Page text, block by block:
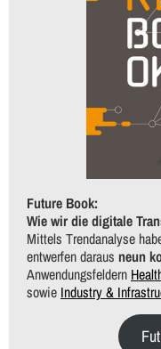
Future Book:
Wie wir die digitale
Mittels Trendanalyse
entwerfen daraus neun
Anwendungsfeldern
sowie Industry &